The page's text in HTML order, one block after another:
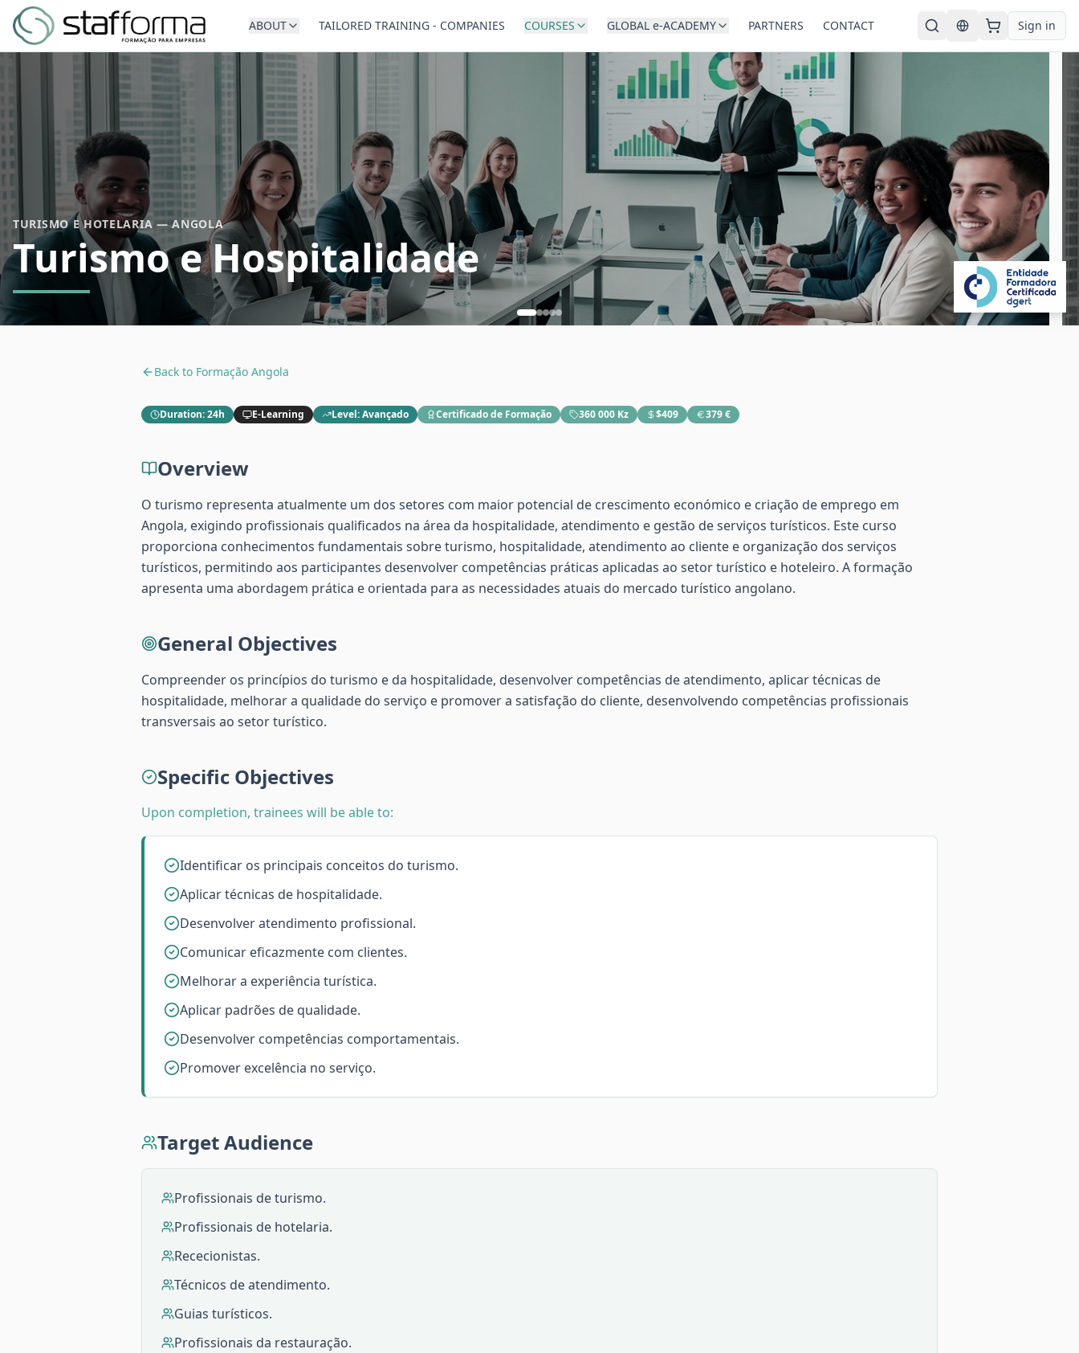
ABOUT TAILORED TRAINING - COMPANIES COURSES GLOBAL e-ACADEMY PARTNERS CONTACT English Sign in
TURISMO E HOTELARIA — ANGOLA
Turismo e Hospitalidade
Back to Formação Angola
Duration:24h E-Learning Level:Avançado Certificado de Formação 360 000 Kz $409 379 €
Overview
O turismo representa atualmente um dos setores com maior potencial de crescimento económico e criação de emprego em
Angola, exigindo profissionais qualificados na área da hospitalidade, atendimento e gestão de serviços turísticos. Este curso
proporciona conhecimentos fundamentais sobre turismo, hospitalidade, atendimento ao cliente e organização dos serviços
turísticos, permitindo aos participantes desenvolver competências práticas aplicadas ao setor turístico e hoteleiro. A formação
apresenta uma abordagem prática e orientada para as necessidades atuais do mercado turístico angolano.
General Objectives
Compreender os princípios do turismo e da hospitalidade, desenvolver competências de atendimento, aplicar técnicas de
hospitalidade, melhorar a qualidade do serviço e promover a satisfação do cliente, desenvolvendo competências profissionais
transversais ao setor turístico.
Specific Objectives
Upon completion, trainees will be able to:
Identificar os principais conceitos do turismo.
Aplicar técnicas de hospitalidade.
Desenvolver atendimento profissional.
Comunicar eficazmente com clientes.
Melhorar a experiência turística.
Aplicar padrões de qualidade.
Desenvolver competências comportamentais.
Promover excelência no serviço.
Target Audience
Profissionais de turismo.
Profissionais de hotelaria.
Rececionistas.
Técnicos de atendimento.
Guias turísticos.
Profissionais da restauração.